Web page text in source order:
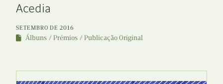
Acedia
SETEMBRO DE 2016
Álbuns Prémios Publicação Original